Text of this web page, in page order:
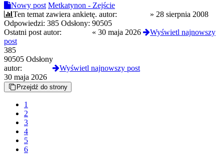
Nowy post Metkatynon - Zejście
Ten temat zawiera ankietę. autor: » 28 sierpnia 2008
Odpowiedzi: 385 Odsłony: 90505
Ostatni post autor:
« 30 maja 2026
Wyświetl najnowszy
post
385
90505 Odsłony
autor:
Wyświetl najnowszy post
30 maja 2026
Przejdź do strony
1
2
3
4
5
6